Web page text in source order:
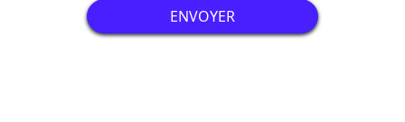
ENVOYER